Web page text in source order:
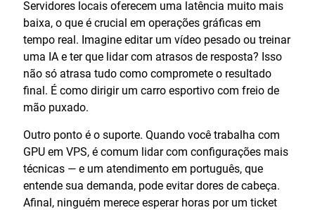
Servidores locais oferecem uma latência muito mais
baixa, o que é crucial em operações gráficas em
tempo real. Imagine editar um vídeo pesado ou treinar
uma IA e ter que lidar com atrasos de resposta? Isso
não só atrasa tudo como compromete o resultado
final. É como dirigir um carro esportivo com freio de
mão puxado.
Outro ponto é o suporte. Quando você trabalha com
GPU em VPS, é comum lidar com configurações mais
técnicas — e um atendimento em português, que
entende sua demanda, pode evitar dores de cabeça.
Afinal, ninguém merece esperar horas por um ticket